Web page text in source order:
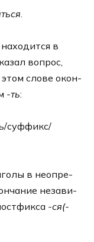
в
вопрос,
сло­ве окон­
-ть:
суффикс/
в неопре­
неза­ви­
-ся(-